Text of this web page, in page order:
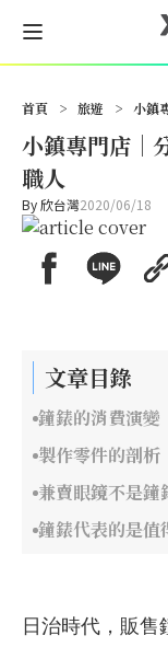
首頁 > 旅遊 > 小鎮
小鎮專門店｜
職人
By欣台灣2020/06/18
文章目錄
鐘錶的消費演變
製作零件的剖析
兼賣眼鏡不是鐘
鐘錶代表的是值
日治時代，販